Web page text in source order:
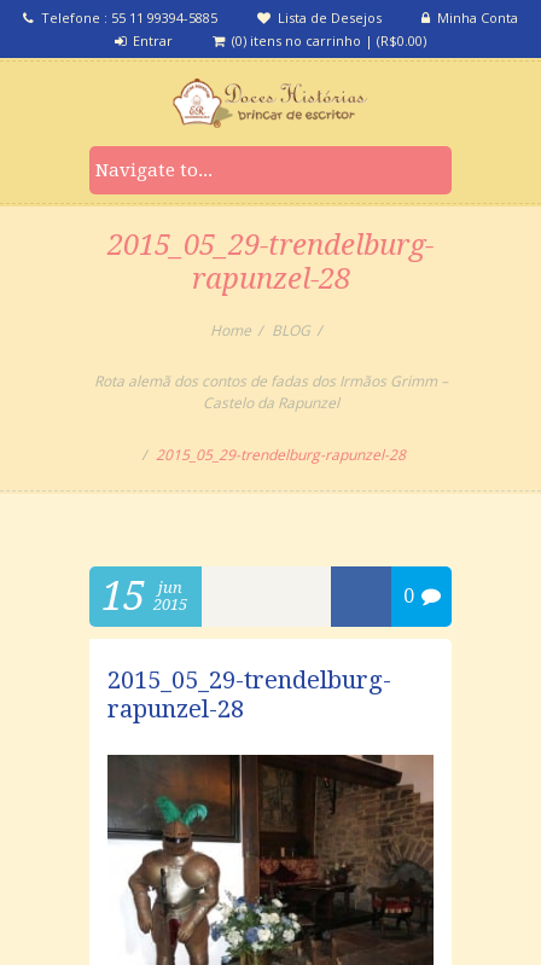
Telefone : 55 11 99394-5885 Lista de Desejos
Minha Conta
Entrar
(0) itens no carrinho | (R$0.00)
2015_05_29-trendelburg-
rapunzel-28
Home BLOG
Rota alemã dos contos de fadas dos Irmãos Grimm –
Castelo da Rapunzel
2015_05_29-trendelburg-rapunzel-28
15
jun
2015
0
2015_05_29-trendelburg-
rapunzel-28